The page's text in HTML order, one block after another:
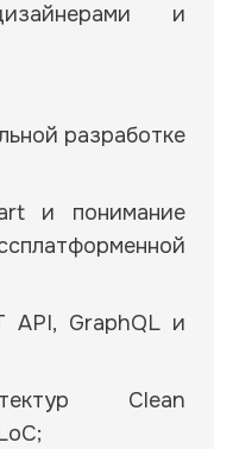
и
разработке
и понимание
API, GraphQL и
Clean